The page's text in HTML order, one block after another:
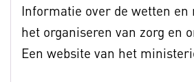
Informatie over de wetten en
het organiseren van zorg en
Een website van het